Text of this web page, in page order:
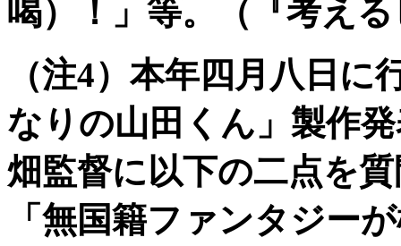
喝）！」等。（『考え
（注4）本年四月八日
なりの山田くん」製作
畑監督に以下の二点を
「無国籍ファンタジー